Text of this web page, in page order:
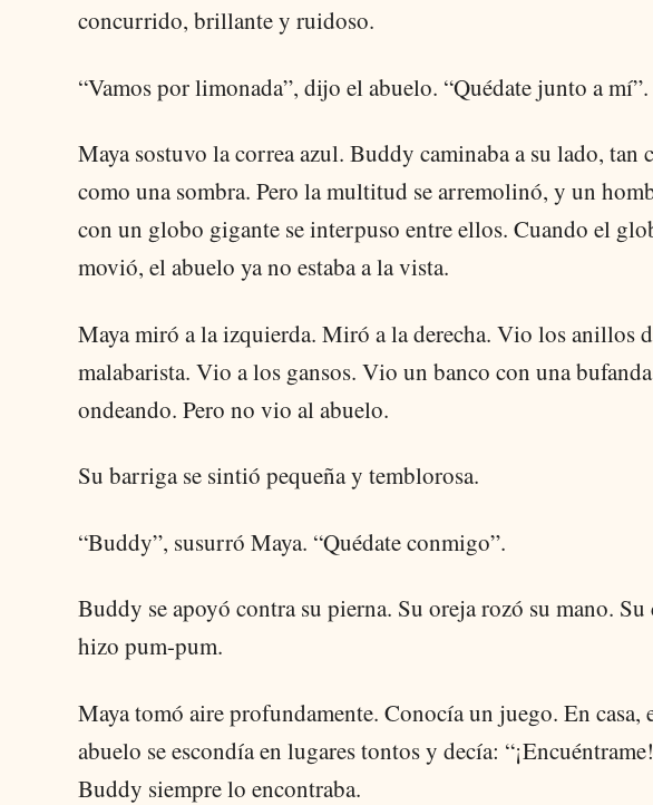
concurrido, brillante y ruidoso.
“Vamos por limonada”, dijo el abuelo. “Quédate junto a mí”.
Maya sostuvo la correa azul. Buddy caminaba a su lado, tan
como una sombra. Pero la multitud se arremolinó, y un
con un globo gigante se interpuso entre ellos. Cuando el
movió, el abuelo ya no estaba a la vista.
Maya miró a la izquierda. Miró a la derecha. Vio los anillos
malabarista. Vio a los gansos. Vio un banco con una
ondeando. Pero no vio al abuelo.
Su barriga se sintió pequeña y temblorosa.
“Buddy”, susurró Maya. “Quédate conmigo”.
Buddy se apoyó contra su pierna. Su oreja rozó su mano. Su
hizo pum-pum.
Maya tomó aire profundamente. Conocía un juego. En casa,
abuelo se escondía en lugares tontos y decía:
Buddy siempre lo encontraba.